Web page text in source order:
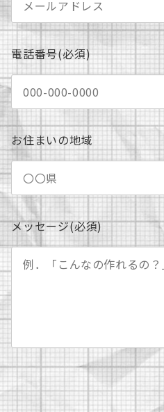
電話番号(必須)
お住まいの地域
メッセージ(必須)